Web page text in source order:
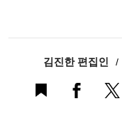
김진한 편집인